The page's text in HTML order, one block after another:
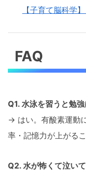
【子育て脳科学
FAQ
Q1. 水泳を習うと勉
→ はい。有酸素運動
率・記憶力が上がる
Q2. 水が怖くて泣い